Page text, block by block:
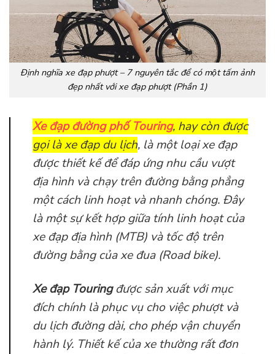
Định nghĩa xe đạp phượt – 7 nguyên tắc để có một tấm ảnh
đẹp nhất với xe đạp phượt (Phần 1)
Xe đạp đường phố Touring, hay còn được
gọi là xe đạp du lịch, là một loại xe đạp
được thiết kế để đáp ứng nhu cầu vượt
địa hình và chạy trên đường bằng phẳng
một cách linh hoạt và nhanh chóng. Đây
là một sự kết hợp giữa tính linh hoạt của
xe đạp địa hình (MTB) và tốc độ trên
đường bằng của xe đua (Road bike).
Xe đạp Touringđược sản xuất với mục
đích chính là phục vụ cho việc phượt và
du lịch đường dài, cho phép vận chuyển
hành lý. Thiết kế của xe thường rất đơn